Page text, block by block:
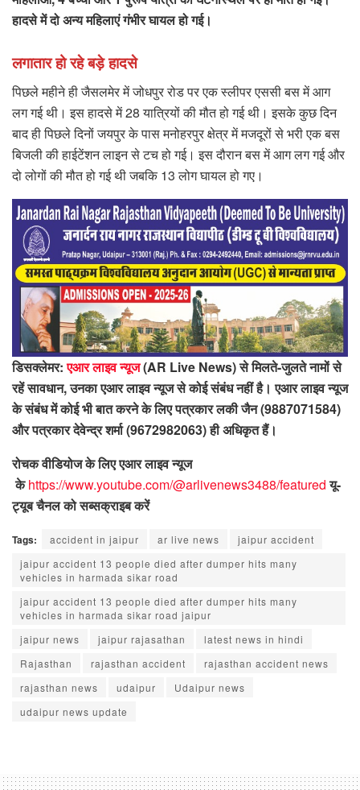
हादसे में दो अन्य महिलाएं गंभीर घायल हो गई।
लगातार हो रहे बड़े हादसे
पिछले महीने ही जैसलमेर में जोधपुर रोड पर एक स्लीपर एससी बस में आग
लग गई थी। इस हादसे में 28 यात्रियों की मौत हो गई थी। इसके कुछ दिन
बाद ही पिछले दिनों जयपुर के पास मनोहरपुर क्षेत्र में मजदूरों से भरी एक बस
बिजली की हाईटेंशन लाइन से टच हो गई। इस दौरान बस में आग लग गई और
दो लोगों की मौत हो गई थी जबकि 13 लोग घायल हो गए।
डिसक्लेमर:एआर लाइव न्यूज(AR Live News) से मिलते-जुलते नामों से
रहें सावधान, उनका एआर लाइव न्यूज से कोई संबंध नहीं है। एआर लाइव न्यूज
के संबंध में कोई भी बात करने के लिए पत्रकार लकी जैन (9887071584)
और पत्रकार देवेन्द्र शर्मा (9672982063) ही अधिकृत हैं।
रोचक वीडियोज के लिए एआर लाइव न्यूज
केhttps://www.youtube.com/@arlivenews3488/featuredयू-
ट्यूब चैनल को सब्सक्राइब करें
Tags: accident in jaipur ar live news
jaipur accident
jaipur accident 13 people died after dumper hits many
vehicles in harmada sikar road
jaipur accident 13 people died after dumper hits many
vehicles in harmada sikar road jaipur
jaipur news
jaipur rajasathan
latest news in hindi
Rajasthan
rajasthan accident
rajasthan accident news
rajasthan news
udaipur
Udaipur news
udaipur news update